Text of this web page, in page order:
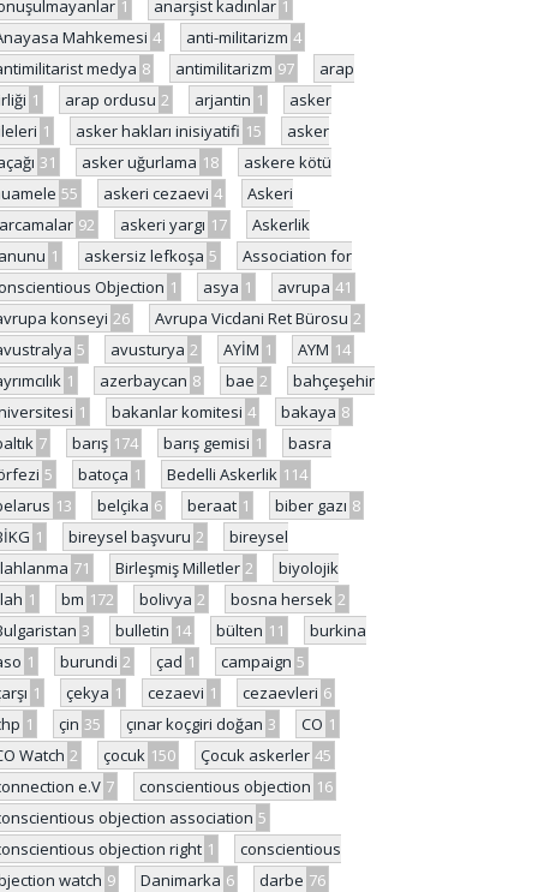
1 anarşist kadınlar 1
Mahkemesi 4 anti-militarizm 4
medya 8 antimilitarizm 97
arap
1 arap ordusu 2 arjantin 1
asker
1 asker hakları inisiyatifi 15
asker
31 asker uğurlama 18
askere kötü
55 askeri cezaevi 4
Askeri
92 askeri yargı 17
Askerlik
1 askersiz lefkoşa 5
Association for
Objection 1 asya 1 avrupa 41
konseyi 26 Avrupa Vicdani Ret Bürosu 2
5 avusturya 2 AYİM 1 AYM 14
1 azerbaycan 8 bae 2
bahçeşehir
1 bakanlar komitesi 4 bakaya 8
7 barış 174 barış gemisi 1
basra
5 batoça 1 Bedelli Askerlik 114
13 belçika 6 beraat 1 biber gazı 8
1 bireysel başvuru 2
bireysel
71 Birleşmiş Milletler 2
biyolojik
1 bm 172 bolivya 2 bosna hersek 2
3 bulletin 14 bülten 11
burkina
1 burundi 2 çad 1 campaign 5
1 çekya 1 cezaevi 1 cezaevleri 6
1 çin 35 çınar koçgiri doğan 3 CO 1
Watch 2 çocuk 150 Çocuk askerler 45
e.V 7 conscientious objection 16
objection association 5
objection right 1
conscientious
watch 9 Danimarka 6 darbe 76